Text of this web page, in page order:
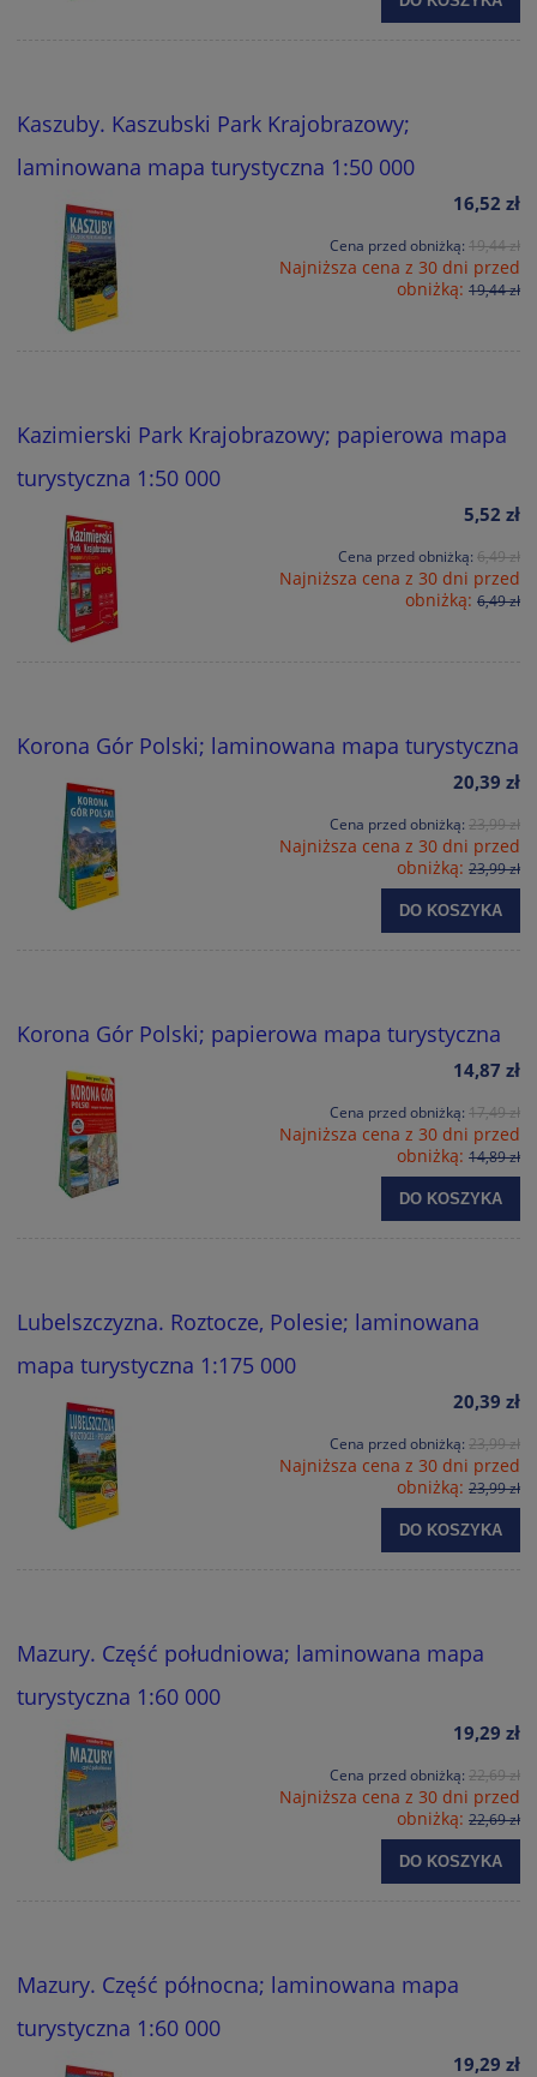
Kaszuby. Kaszubski Park Krajobrazowy;
laminowana mapa turystyczna 1:50 000
16,52 zł
Cena przed obniżką: 19,44 zł
Najniższa cena z 30 dni przed
obniżką: 19,44 zł
Kazimierski Park Krajobrazowy; papierowa mapa
turystyczna 1:50 000
5,52 zł
Cena przed obniżką: 6,49 zł
Najniższa cena z 30 dni przed
obniżką: 6,49 zł
Korona Gór Polski; laminowana mapa turystyczna
20,39 zł
Cena przed obniżką: 23,99 zł
Najniższa cena z 30 dni przed
obniżką: 23,99 zł
DO KOSZYKA
Korona Gór Polski; papierowa mapa turystyczna
14,87 zł
Cena przed obniżką: 17,49 zł
Najniższa cena z 30 dni przed
obniżką: 14,89 zł
DO KOSZYKA
Lubelszczyzna. Roztocze, Polesie; laminowana
mapa turystyczna 1:175 000
20,39 zł
Cena przed obniżką: 23,99 zł
Najniższa cena z 30 dni przed
obniżką: 23,99 zł
DO KOSZYKA
Mazury. Część południowa; laminowana mapa
turystyczna 1:60 000
19,29 zł
Cena przed obniżką: 22,69 zł
Najniższa cena z 30 dni przed
obniżką: 22,69 zł
DO KOSZYKA
Mazury. Część północna; laminowana mapa
turystyczna 1:60 000
19,29 zł